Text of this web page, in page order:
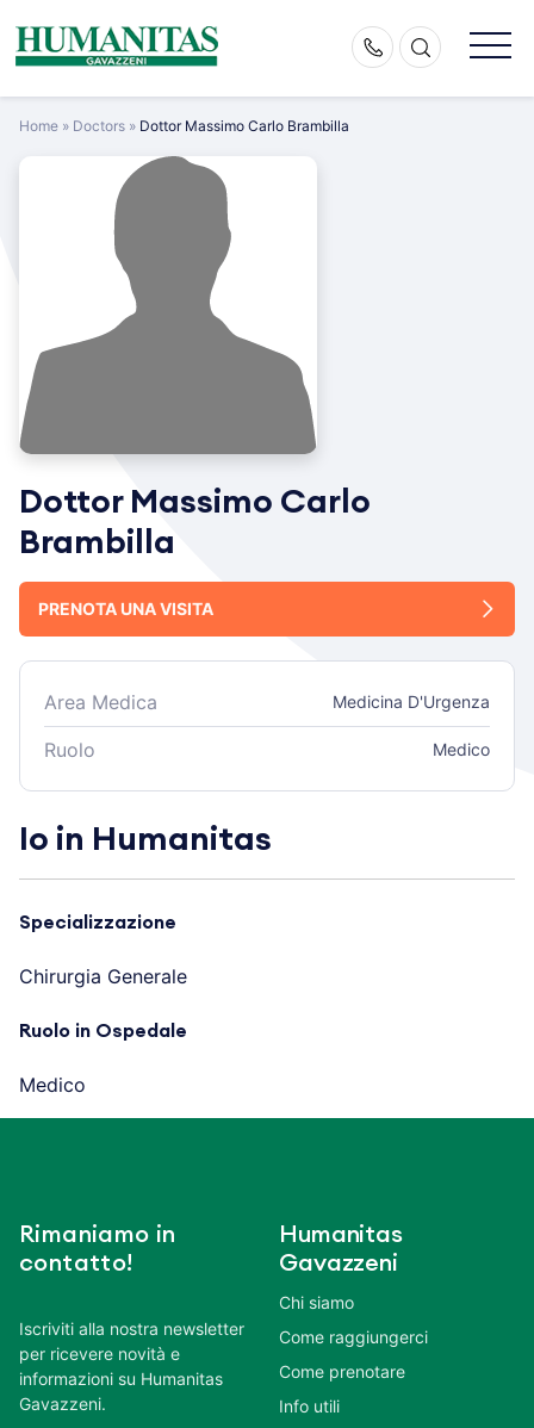
content
Home » Doctors » Dottor Massimo Carlo Brambilla
Dottor Massimo Carlo
Brambilla
PRENOTA UNA VISITA
Area Medica Medicina D'Urgenza
Ruolo Medico
Io in Humanitas
Specializzazione
Chirurgia Generale
Ruolo in Ospedale
Medico
Rimaniamo in
contatto!
Iscriviti alla nostra newsletter
per ricevere novità e
informazioni su Humanitas
Gavazzeni.
Humanitas
Gavazzeni
Chi siamo
Come raggiungerci
Come prenotare
Info utili